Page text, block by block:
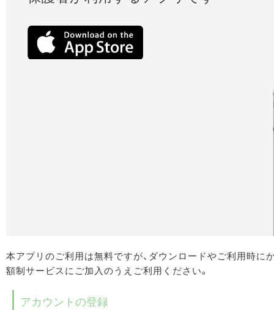
本アプリのご利用は無料ですが、ダウンロードやご利用時
額制サービスにご加入のうえご利用ください。
アカウントの登録